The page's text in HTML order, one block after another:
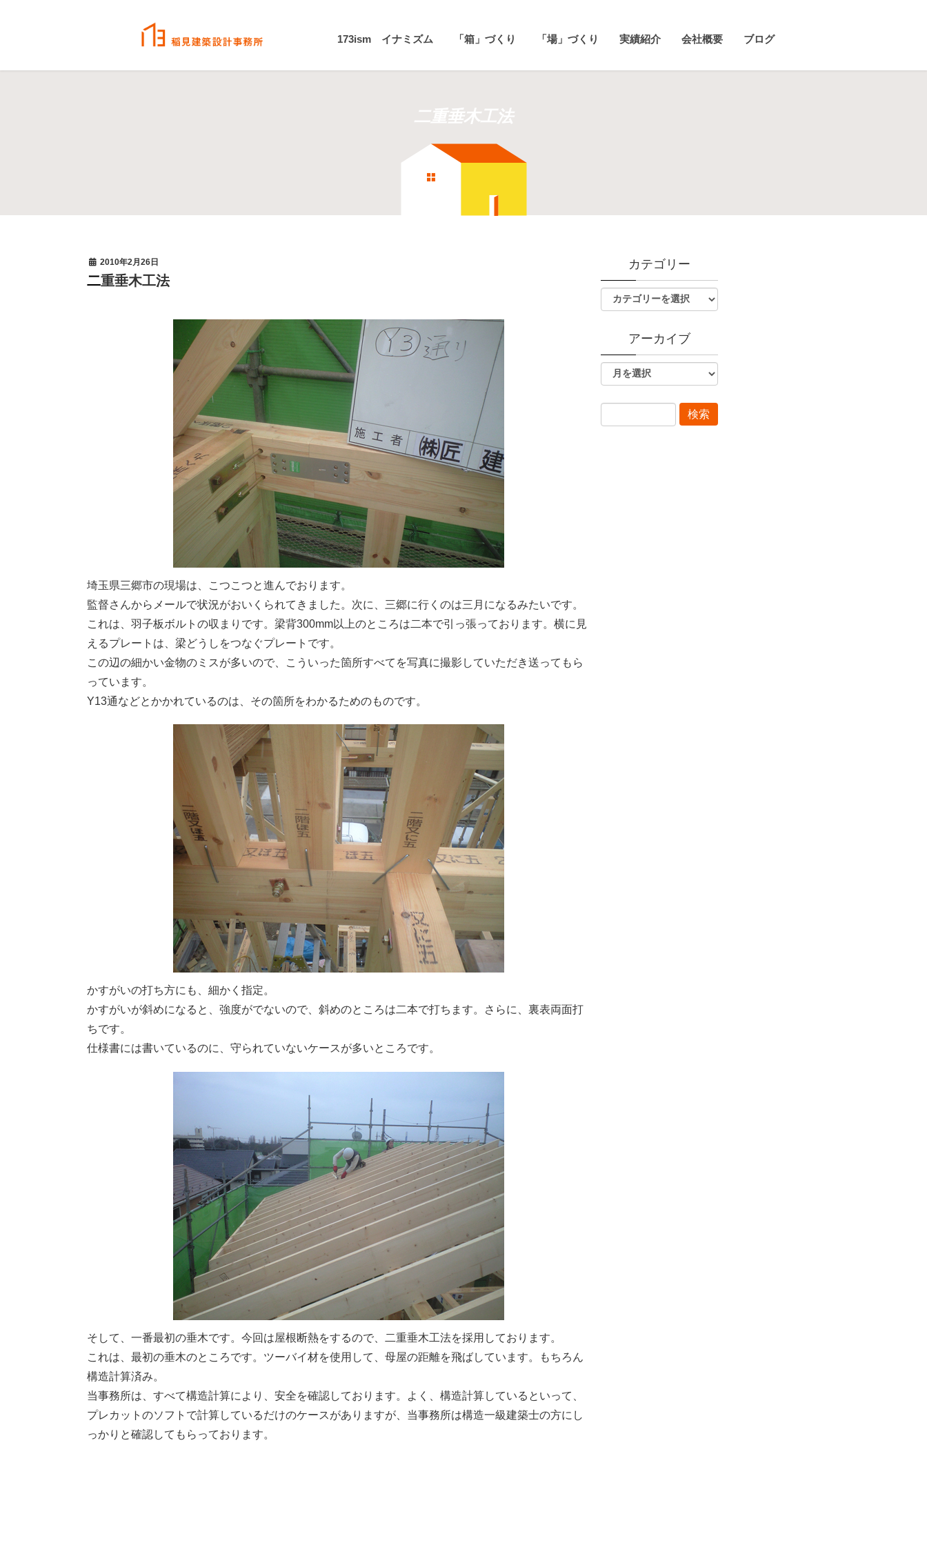
173ism イナミズム 「箱」づくり 「場」づくり 実績紹介 会社概要 ブログ
二重垂木工法
2010年2月26日
二重垂木工法
埼玉県三郷市の現場は、こつこつと進んでおります。
監督さんからメールで状況がおいくられてきました。次に、三郷に行くのは三月になるみたいです。
これは、羽子板ボルトの収まりです。梁背300mm以上のところは二本で引っ張っております。横に見
えるプレートは、梁どうしをつなぐプレートです。
この辺の細かい金物のミスが多いので、こういった箇所すべてを写真に撮影していただき送ってもら
っています。
Y13通などとかかれているのは、その箇所をわかるためのものです。
かすがいの打ち方にも、細かく指定。
かすがいが斜めになると、強度がでないので、斜めのところは二本で打ちます。さらに、裏表両面打
ちです。
仕様書には書いているのに、守られていないケースが多いところです。
そして、一番最初の垂木です。今回は屋根断熱をするので、二重垂木工法を採用しております。
これは、最初の垂木のところです。ツーバイ材を使用して、母屋の距離を飛ばしています。もちろん
構造計算済み。
当事務所は、すべて構造計算により、安全を確認しております。よく、構造計算しているといって、
プレカットのソフトで計算しているだけのケースがありますが、当事務所は構造一級建築士の方にし
っかりと確認してもらっております。
カテゴリー
アーカイブ